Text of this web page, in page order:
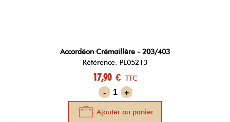
Accordéon Crémaillère - 203/403
Référence: PE05213
17,90 € TTC
-
+
Ajouter au panier